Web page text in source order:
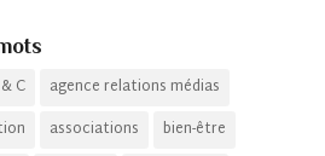
C
agence relations médias
associations
bien-être